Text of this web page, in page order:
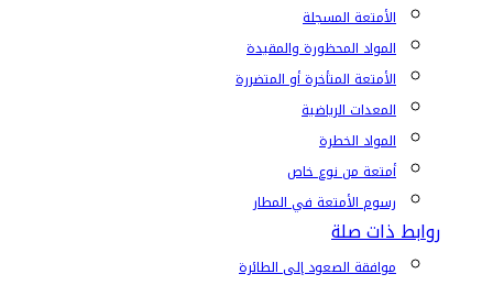
الأمتعة المسجلة
المواد المحظورة والمقيدة
الأمتعة المتأخرة أو المتضررة
المعدات الرياضية
المواد الخطرة
أمتعة من نوع خاص
رسوم الأمتعة في المطار
روابط ذات صلة
موافقة الصعود إلى الطائرة